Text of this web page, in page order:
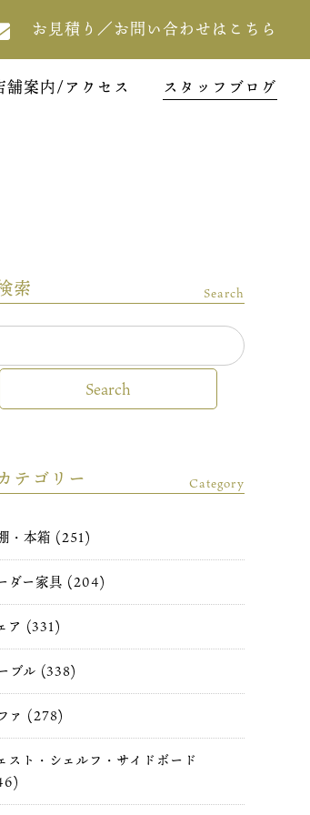
お見積り／お問い合わせはこちら
舗案内/アクセス スタッフブログ
索 Search
テゴリー Category
・本箱 (251)
ダー家具 (204)
ア (331)
ブル (338)
ァ (278)
スト・シェルフ・サイドボード